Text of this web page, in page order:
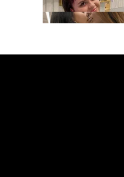
Nara wygląda na
outfit. Pokazywane
Balsam do ust?